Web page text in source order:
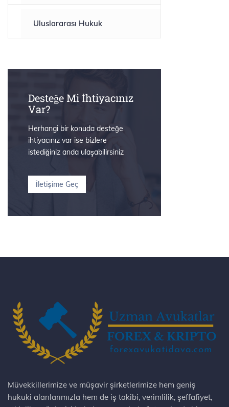
Uluslararası Hukuk
Desteğe Mi İhtiyacınız
Var?
Herhangi bir konuda desteğe
ihtiyacınız var ise bizlere
istediğiniz anda ulaşabilirsiniz
İletişime Geç
Müvekkillerimize ve müşavir şirketlerimize hem geniş
hukuki alanlarımızla hem de iş takibi, verimlilik, şeffafiyet,